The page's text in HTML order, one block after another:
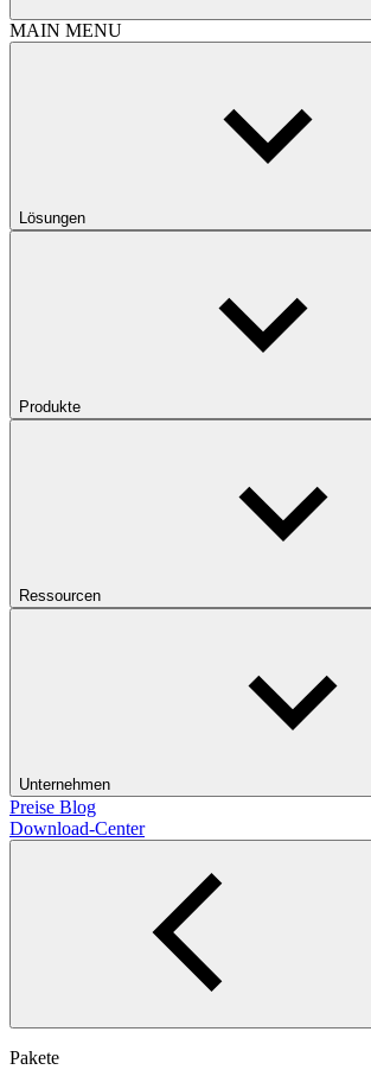
MAIN MENU
Lösungen
Produkte
Ressourcen
Unternehmen
Preise Blog
Download-Center
Pakete